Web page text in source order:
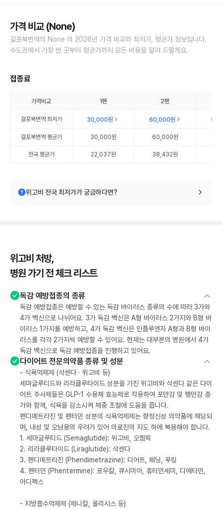
가격 비교 (None)
걸포북변역의 None 의 2026년 가격 비교와 최저가, 평균가 정보입니다.
수도권에서 가장 싼 곳부터 평균가까지 모든 비용을 알려 드릴게요.
접종료
가격비교 1펜 2펜
걸포북변역최저가 30,000원 60,000원
걸포북변역평균가 30,000원 60,000원
전국 평균가 22,037원 38,432원
위고비 전국 최저가가 궁금하다면?
위고비 처방,
병원 가기 전 체크 리스트
독감 예방접종의 종류
독감 예방접종은 예방할 수 있는 독감 바이러스 종류의 수에 따라 3가와
4가 백신으로 나뉘어요. 3가 독감 백신은 A형 바이러스 2가지와 B형 바
이러스 1가지를 예방하고, 4가 독감 백신은 인플루엔자 A형과 B형 바이
러스를 각각 2가지씩 예방할 수 있어요. 현재는 대부분의 병원에서 4가
독감 백신으로 독감 예방접종을 진행하고 있어요.
다이어트 전문의약품 종류 및 성분
- 식욕억제제 (삭센다 · 위고비 등)
세마글루티드와 리라클루타이드 성분을 가진 위고비와 삭센다 같은 다이
어트 주사제들은 GLP-1 수용체 효능제로 작용하여 포만감 및 팽만감 증
가와 함께, 식욕을 감소시켜 체중 조절에 도움을 줍니다.
펜디메트라진 및 펜터민 성분의 식욕억제제는 향정신성 의약품에 해당되
며, 내성 및 오남용의 우려가 있어 의료진의 지도 하에 복용해야 합니다.
1. 세마글루티드 (Semaglutide): 위고비, 오젬픽
2. 리라클루타이드 (Liraglutide): 삭센다
3. 펜디메트라진 (Phendimetrazine): 디어트, 페닝, 푸링
4. 펜터민 (Phentermine): 로우칼, 큐시미아, 휴터민세미, 디에타민,
아디펙스
- 지방흡수억제제 (제니칼, 올리시스 등)